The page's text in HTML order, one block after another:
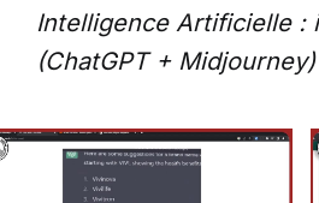
Intelligence Artificielle :
(ChatGPT +